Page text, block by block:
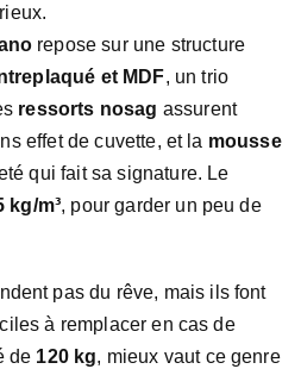
repose sur une structure
et MDF, un trio
ressorts nosag assurent
effet de cuvette, et la mousse
qui fait sa signature. Le
kg/m³, pour garder un peu de
pas du rêve, mais ils font
à remplacer en cas de
de 120 kg, mieux vaut ce genre